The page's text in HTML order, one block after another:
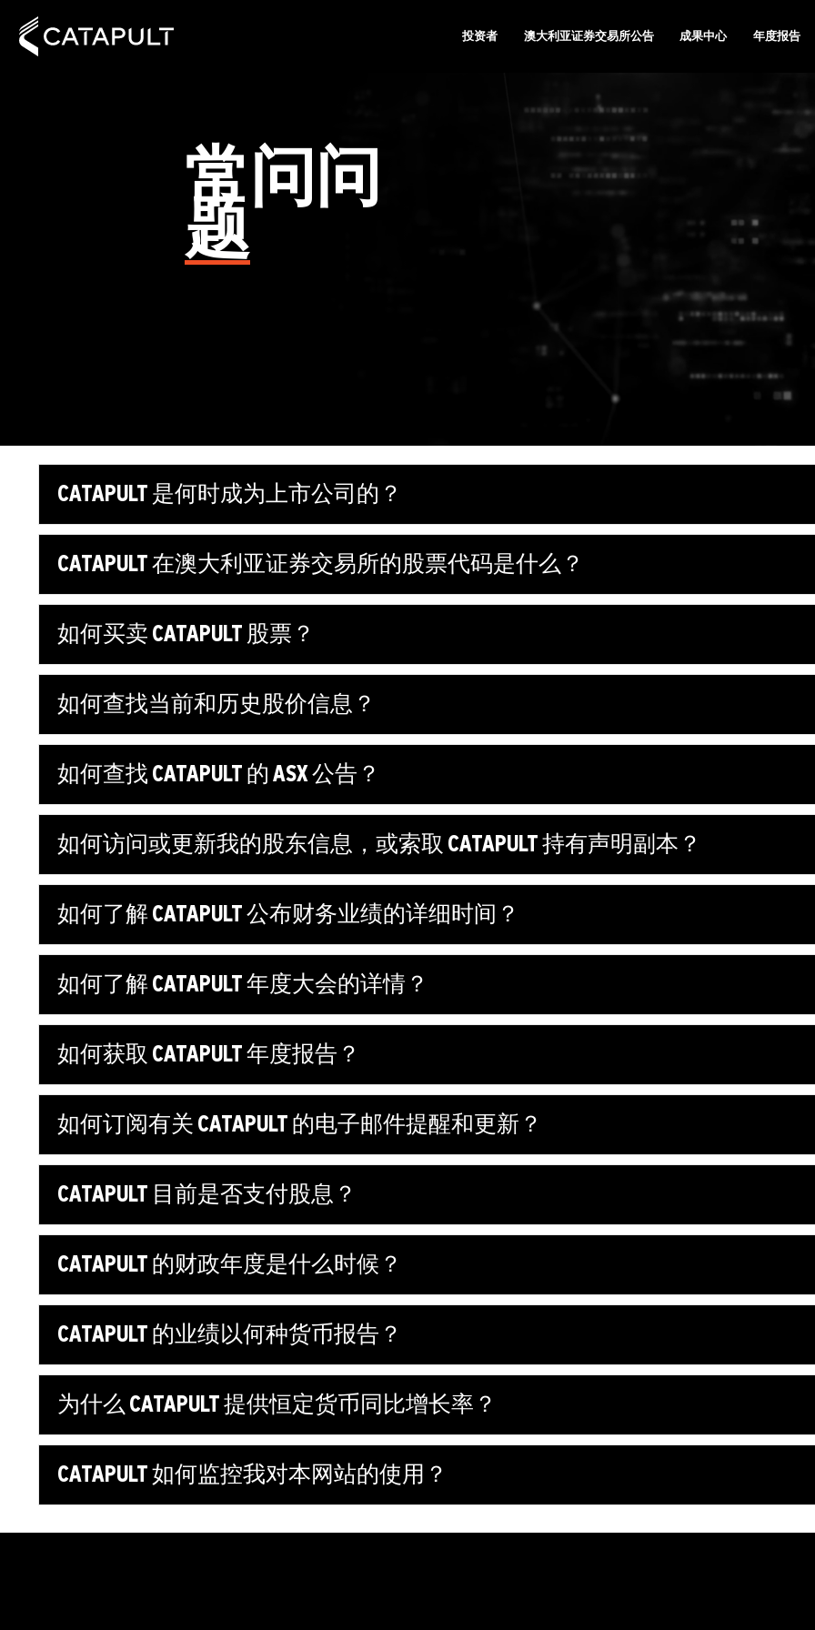
投资者 澳大利亚证券交易所公告 成果中心 年度报告
常问问
题
CATAPULT 是何时成为上市公司的？
CATAPULT 在澳大利亚证券交易所的股票代码是什么？
如何买卖 CATAPULT 股票？
如何查找当前和历史股价信息？
如何查找 CATAPULT 的 ASX 公告？
如何访问或更新我的股东信息，或索取 CATAPULT 持有声明副本？
如何了解 CATAPULT 公布财务业绩的详细时间？
如何了解 CATAPULT 年度大会的详情？
如何获取 CATAPULT 年度报告？
如何订阅有关 CATAPULT 的电子邮件提醒和更新？
CATAPULT 目前是否支付股息？
CATAPULT 的财政年度是什么时候？
CATAPULT 的业绩以何种货币报告？
为什么 CATAPULT 提供恒定货币同比增长率？
CATAPULT 如何监控我对本网站的使用？